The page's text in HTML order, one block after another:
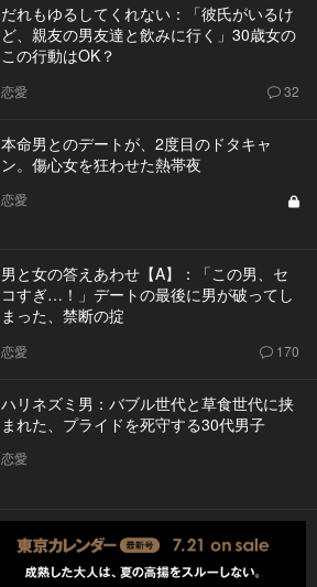
だれもゆるしてくれない：「彼氏がいるけ
ど、親友の男友達と飲みに行く」30歳女の
この行動はOK？
恋愛 32
本命男とのデートが、2度目のドタキャ
ン。傷心女を狂わせた熱帯夜
恋愛
男と女の答えあわせ【A】：「この男、セ
コすぎ…！」デートの最後に男が破ってし
まった、禁断の掟
恋愛 170
ハリネズミ男：バブル世代と草食世代に挟
まれた、プライドを死守する30代男子
恋愛